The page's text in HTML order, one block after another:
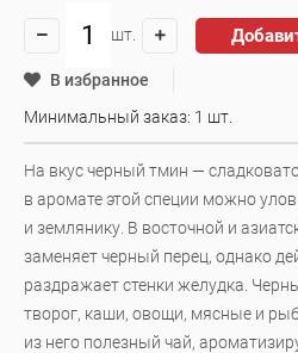
шт.
В избранное
Минимальный заказ: 1 шт.
На вкус черный тмин —
в аромате этой специи можно
и землянику. В восточной и
заменяет черный перец, однако
раздражает стенки желудка.
творог, каши, овощи, мясные и
из него полезный чай,